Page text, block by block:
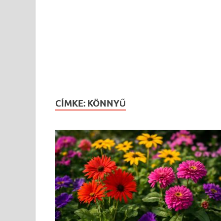
CÍMKE: KÖNNYŰ